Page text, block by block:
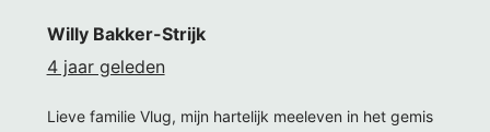
Willy Bakker-Strijk
4 jaar geleden
Lieve familie Vlug, mijn hartelijk meeleven in het gemis